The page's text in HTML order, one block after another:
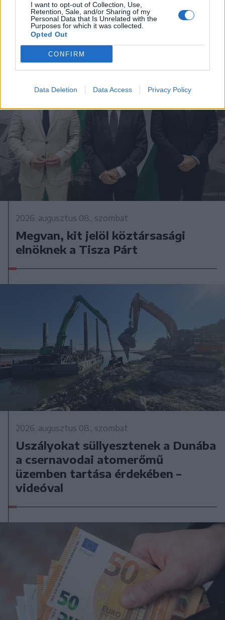
I want to opt-out of Collection, Use,
Retention, Sale, and/or Sharing of my
Personal Data that Is Unrelated with the
Purposes for which it was collected.
Opted Out
CONFIRM
Data Deletion Data Access Privacy Policy
2026. augusztus 08., szombat
Megvan, kit jelöl köztársasági
elnöknek a Tisza Párt
2026. augusztus 08., szombat
Uszályokat süllyesztenek a Dunába
a csernavodai atomerőmű
üzemben tartása érdekében –
videóval